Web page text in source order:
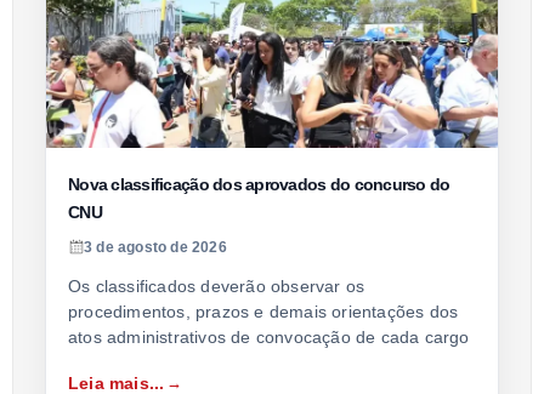
Nova classificação dos aprovados do concurso do
CNU
3 de agosto de 2026
Os classificados deverão observar os
procedimentos, prazos e demais orientações dos
atos administrativos de convocação de cada cargo
Leia mais...